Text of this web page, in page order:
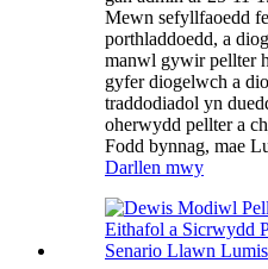
Mewn sefyllfaoedd
porthladdoedd, a
manwl gywir pellter
gyfer diogelwch a
traddodiadol yn
oherwydd pellter a
Fodd bynnag, mae
Darllen mwy